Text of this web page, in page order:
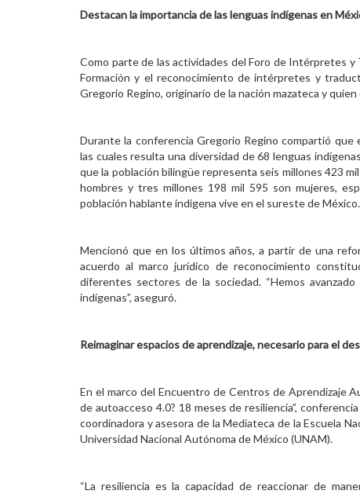
Destacan la importancia de las lenguas indígenas en
Como parte de las actividades del Foro de Intérpretes y
Formación y el reconocimiento de intérpretes y
Gregorio Regino, originario de la nación mazateca y
Durante la conferencia Gregorio Regino compartió
las cuales resulta una diversidad de 68 lenguas
que la población bilingüe representa seis millones 423
hombres y tres millones 198 mil 595 son mujeres,
población hablante indígena vive en el sureste de México.
Mencionó que en los últimos años, a partir de una
acuerdo al marco jurídico de reconocimiento
diferentes sectores de la sociedad. “Hemos
indígenas”, aseguró.
Reimaginar espacios de aprendizaje, necesario para el
En el marco del Encuentro de Centros de Aprendizaje
de autoacceso 4.0? 18 meses de resiliencia”,
coordinadora y asesora de la Mediateca de la Escuela
Universidad Nacional Autónoma de México (UNAM).
“La resiliencia es la capacidad de reaccionar de